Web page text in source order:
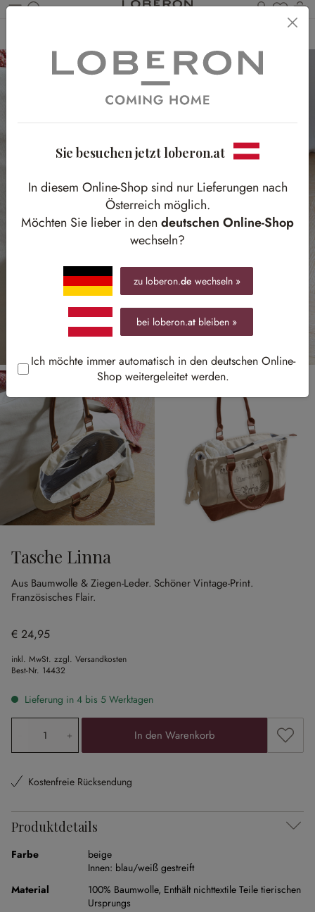
Du
Tasche Linna
Aus Baumwolle & Ziegen-Leder. Schöner Vintage-Print.
Französisches Flair.
€ 24,95
inkl. MwSt. zzgl. Versandkosten
Best-Nr. 14432
Lieferung in 4 bis 5 Werktagen
Produkt Anzahl: Gib den gewünschten Wert ein oder
In den Warenkorb Zum
Kostenfreie Rücksendung
Produktdetails
Farbe
beige
Innen: blau/weiß gestreift
Material
100% Baumwolle, Enthält nichttextile Teile tierischen
Ursprungs
Sie besuchen jetzt loberon.at
In diesem Online-Shop sind nur Lieferungen nach
Österreich möglich.
Möchten Sie lieber in den deutschen Online-Shop
wechseln?
zu loberon.de wechseln »
bei loberon.at bleiben »
Ich möchte immer automatisch in den deutschen Online-
Shop weitergeleitet werden.